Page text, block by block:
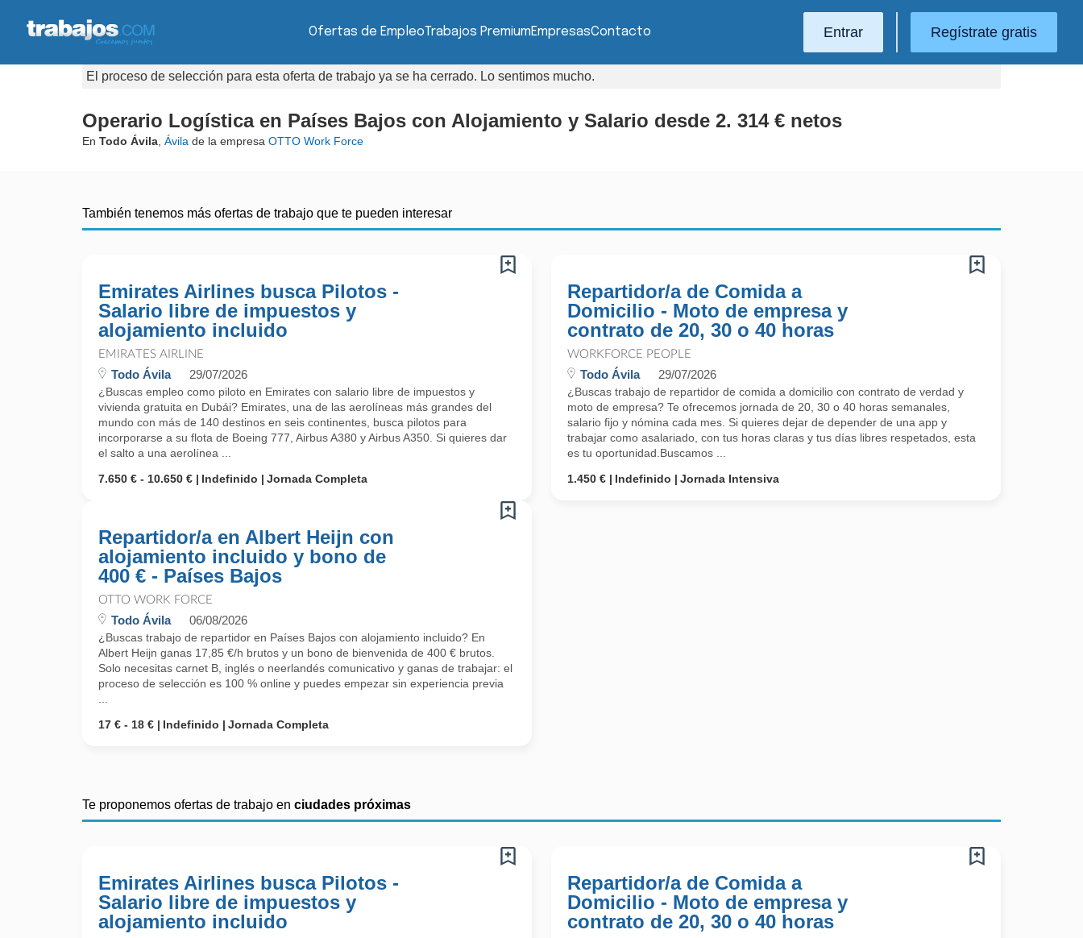
Ofertas de EmpleoTrabajos PremiumEmpresasContacto Entrar Regístrate gratis
El proceso de selección para esta oferta de trabajo ya se ha cerrado. Lo sentimos mucho.
Operario Logística en Países Bajos con Alojamiento y Salario desde 2. 314 € netos
En Todo Ávila Ávila de la empresa OTTO Work Force
También tenemos más ofertas de trabajo que te pueden interesar
Emirates Airlines busca Pilotos -
Salario libre de impuestos y
alojamiento incluido
EMIRATES AIRLINE
Todo Ávila 29/07/2026
¿Buscas empleo como piloto en Emirates con salario libre de impuestos y
vivienda gratuita en Dubái? Emirates, una de las aerolíneas más grandes del
mundo con más de 140 destinos en seis continentes, busca pilotos para
incorporarse a su flota de Boeing 777, Airbus A380 y Airbus A350. Si quieres dar
el salto a una aerolínea ...
7.650 € - 10.650 €
Indefinido Jornada Completa
Repartidor/a de Comida a
Domicilio - Moto de empresa y
contrato de 20, 30 o 40 horas
WORKFORCE PEOPLE
Todo Ávila 29/07/2026
¿Buscas trabajo de repartidor de comida a domicilio con contrato de verdad y
moto de empresa? Te ofrecemos jornada de 20, 30 o 40 horas semanales,
salario fijo y nómina cada mes. Si quieres dejar de depender de una app y
trabajar como asalariado, con tus horas claras y tus días libres respetados, esta
es tu oportunidad.Buscamos ...
1.450 €
Indefinido Jornada Intensiva
Repartidor/a en Albert Heijn con
alojamiento incluido y bono de
400 € - Países Bajos
OTTO WORK FORCE
Todo Ávila 06/08/2026
¿Buscas trabajo de repartidor en Países Bajos con alojamiento incluido? En
Albert Heijn ganas 17,85 €/h brutos y un bono de bienvenida de 400 € brutos.
Solo necesitas carnet B, inglés o neerlandés comunicativo y ganas de trabajar: el
proceso de selección es 100 % online y puedes empezar sin experiencia previa
17 € - 18 €
Indefinido Jornada Completa
Te proponemos ofertas de trabajo en ciudades próximas
Emirates Airlines busca Pilotos -
Salario libre de impuestos y
alojamiento incluido
Repartidor/a de Comida a
Domicilio - Moto de empresa y
contrato de 20, 30 o 40 horas